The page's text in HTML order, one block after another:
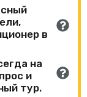
в
на
и
тур.